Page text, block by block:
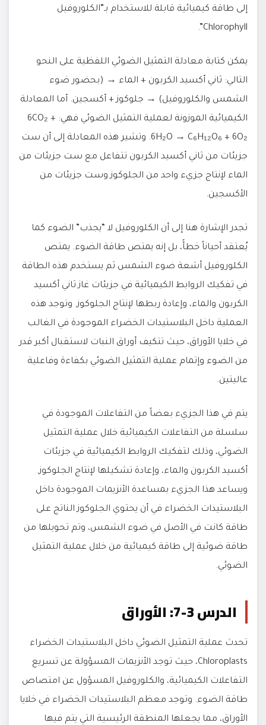
إلى طاقة كيميائية قابلة للاستخدام بـ”الكلوروفيل
Chlorophyll”.
يمكن كتابة معادلة التمثيل الضوئي اللفظية على النحو
التالي: ثاني أكسيد الكربون + الماء → (بحضور ضوء
الشمس والكلوروفيل) → جلوكوز + أكسجين. أما المعادلة
الكيميائية الموزونة لعملية التمثيل الضوئي فهي: 6CO₂ +
6H₂O → C₆H₁₂O₆ + 6O₂. وتشير هذه المعادلة إلى أن ست
جزيئات من ثاني أكسيد الكربون تتفاعل مع ست جزيئات من
الماء لإنتاج جزيء واحد من الجلوكوز وست جزيئات من
الأكسجين.
تجدر الإشارة هنا إلى أن الكلوروفيل لا “يجذب” الضوء كما
يُعتقد أحياناً خطأً، بل إنه يمتص طاقة الضوء. يمتص
الكلوروفيل أشعة ضوء الشمس ثم يستخدم هذه الطاقة
في تفكيك الروابط الكيميائية في جزيئات غاز ثاني أكسيد
الكربون والماء، وإعادة ربطها لإنتاج الجلوكوز. وتوجد هذه
العملية داخل البلاستيدات الخضراء الموجودة في الغالب
في خلايا الأوراق، حيث تتكيف أوراق النبات لاستقبال أكبر قدر
من الضوء وإتمام عملية التمثيل الضوئي بكفاءة وفاعلية
عاليتين.
يتم في هذا الجزيء بعضاً من التفاعلات الموجودة في
سلسلة من التفاعلات الكيميائية خلال عملية التمثيل
الضوئي، وذلك لتفكيك الروابط الكيميائية في جزيئات
أكسيد الكربون والماء، وإعادة تشكيلها لإنتاج الجلوكوز.
ويساعد هذا الجزيء بمساعدة الأنزيمات الموجودة داخل
البلاستيدات الخضراء في أن يحتوي الجلوكوز الناتج على
طاقة كانت في الأصل في ضوء الشمس، وتم تحويلها من
طاقة ضوئية إلى طاقة كيميائية من خلال عملية التمثيل
الضوئي.
الدرس 3-7: الأوراق
تحدث عملية التمثيل الضوئي داخل البلاستيدات الخضراء
Chloroplasts، حيث توجد الأنزيمات المسؤولة عن تسريع
التفاعلات الكيميائية، والكلوروفيل المسؤول عن امتصاص
طاقة الضوء. وتوجد معظم البلاستيدات الخضراء في خلايا
الأوراق، مما يجعلها المنطقة الرئيسية التي يتم فيها